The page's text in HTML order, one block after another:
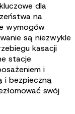
dla
na
wymogów
są niezwykle
kasacji
stacje
i
i bezpieczną
swój